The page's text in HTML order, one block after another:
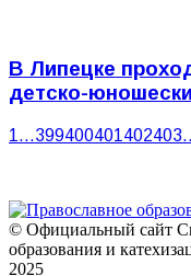
В Липецке
детско-
1…399400401402403
© Официальный сайт
образования и
2025